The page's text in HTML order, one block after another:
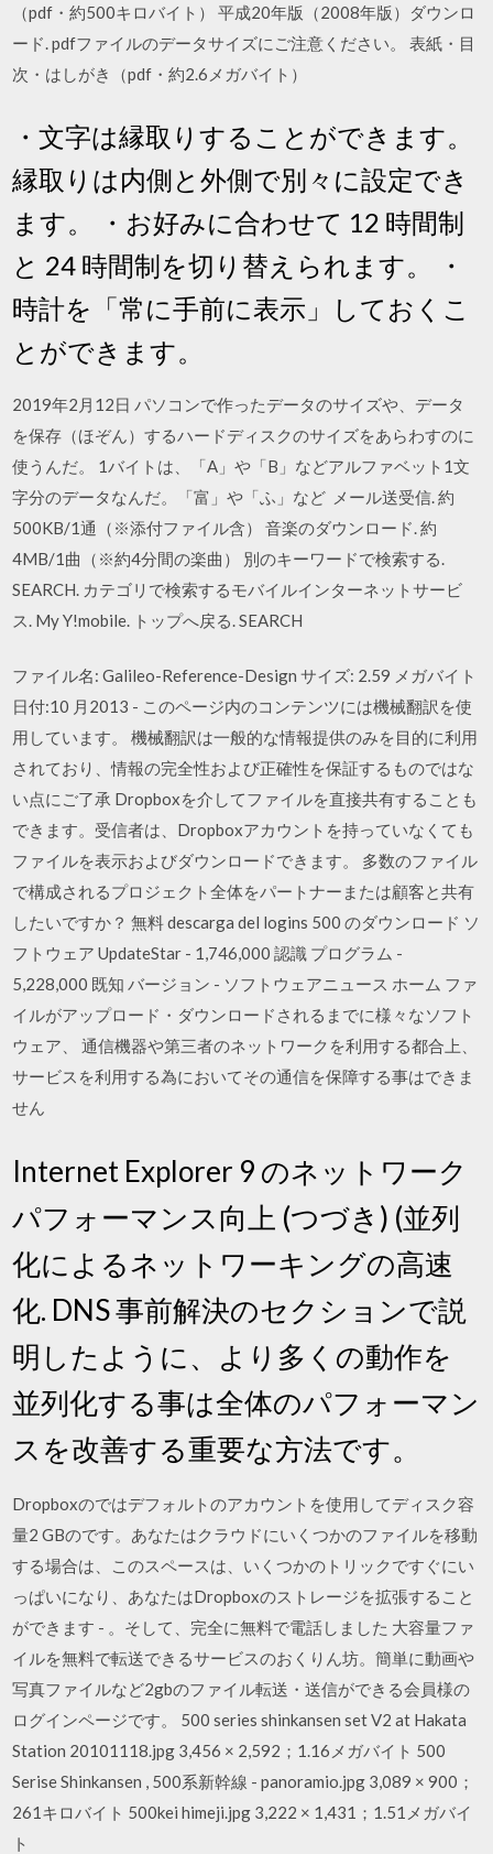
（pdf・約500キロバイト） 平成20年版（2008年版）ダウンロ
ード. pdfファイルのデータサイズにご注意ください。 表紙・目
次・はしがき（pdf・約2.6メガバイト）
・文字は縁取りすることができます。
縁取りは内側と外側で別々に設定でき
ます。 ・お好みに合わせて 12 時間制
と 24 時間制を切り替えられます。 ・
時計を「常に手前に表示」しておくこ
とができます。
2019年2月12日 パソコンで作ったデータのサイズや、データ
を保存（ほぞん）するハードディスクのサイズをあらわすのに
使うんだ。 1バイトは、「A」や「B」などアルファベット1文
字分のデータなんだ。「富」や「ふ」など メール送受信. 約
500KB/1通（※添付ファイル含） 音楽のダウンロード. 約
4MB/1曲（※約4分間の楽曲） 別のキーワードで検索する.
SEARCH. カテゴリで検索するモバイルインターネットサービ
ス. My Y!mobile. トップへ戻る. SEARCH
ファイル名: Galileo-Reference-Design サイズ: 2.59 メガバイト
日付:10 月2013 - このページ内のコンテンツには機械翻訳を使
用しています。 機械翻訳は一般的な情報提供のみを目的に利用
されており、情報の完全性および正確性を保証するものではな
い点にご了承 Dropboxを介してファイルを直接共有することも
できます。受信者は、Dropboxアカウントを持っていなくても
ファイルを表示およびダウンロードできます。 多数のファイル
で構成されるプロジェクト全体をパートナーまたは顧客と共有
したいですか？ 無料 descarga del logins 500 のダウンロード ソ
フトウェア UpdateStar - 1,746,000 認識 プログラム -
5,228,000 既知 バージョン - ソフトウェアニュース ホーム ファ
イルがアップロード・ダウンロードされるまでに様々なソフト
ウェア、 通信機器や第三者のネットワークを利用する都合上、
サービスを利用する為においてその通信を保障する事はできま
せん
Internet Explorer 9 のネットワーク
パフォーマンス向上 (つづき) (並列
化によるネットワーキングの高速
化. DNS 事前解決のセクションで説
明したように、より多くの動作を
並列化する事は全体のパフォーマン
スを改善する重要な方法です。
Dropboxのではデフォルトのアカウントを使用してディスク容
量2 GBのです。あなたはクラウドにいくつかのファイルを移動
する場合は、このスペースは、いくつかのトリックですぐにい
っぱいになり、あなたはDropboxのストレージを拡張すること
ができます - 。そして、完全に無料で電話しました 大容量ファ
イルを無料で転送できるサービスのおくりん坊。簡単に動画や
写真ファイルなど2gbのファイル転送・送信ができる会員様の
ログインページです。 500 series shinkansen set V2 at Hakata
Station 20101118.jpg 3,456 × 2,592；1.16メガバイト 500
Serise Shinkansen , 500系新幹線 - panoramio.jpg 3,089 × 900；
261キロバイト 500kei himeji.jpg 3,222 × 1,431；1.51メガバイ
ト